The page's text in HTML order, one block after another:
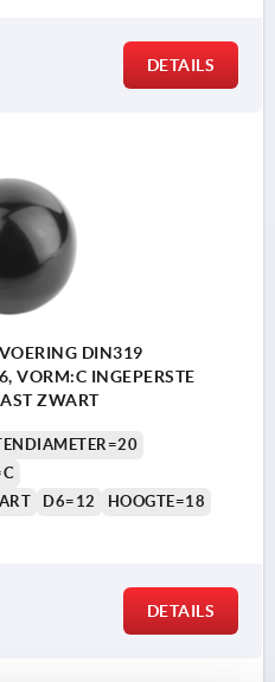
DETAILS
DIN319
VORM:C INGEPERSTE
ZWART
D6=12 HOOGTE=18
DETAILS